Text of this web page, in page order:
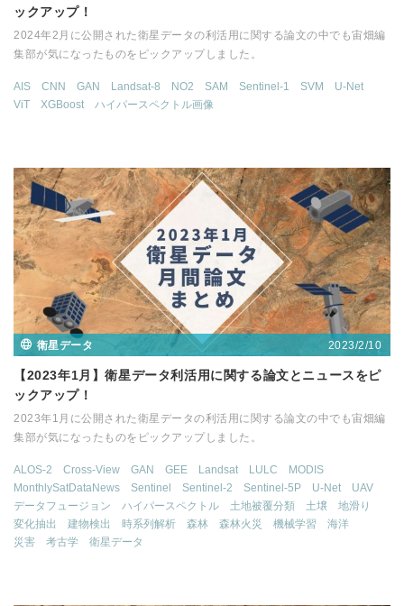
ックアップ！
2024年2月に公開された衛星データの利活用に関する論文の中でも宙畑編
集部が気になったものをピックアップしました。
AIS CNN GAN Landsat-8 NO2 SAM Sentinel-1 SVM
U-Net
ViT
XGBoost ハイパースペクトル画像
衛星データ 2023/2/10
【2023年1月】衛星データ利活用に関する論文とニュースをピ
ックアップ！
2023年1月に公開された衛星データの利活用に関する論文の中でも宙畑編
集部が気になったものをピックアップしました。
ALOS-2 Cross-View GAN GEE Landsat LULC
MODIS
MonthlySatDataNews
Sentinel Sentinel-2 Sentinel-5P U-Net
UAV
データフュージョン
ハイパースペクトル 土地被覆分類 土壌
地滑り
変化抽出
建物検出 時系列解析 森林 森林火災 機械学習
海洋
災害
考古学 衛星データ